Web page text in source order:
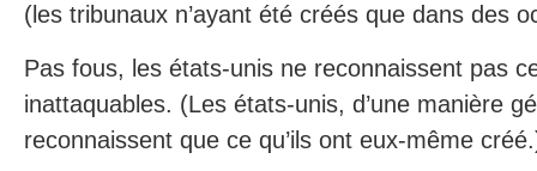
(les tribunaux n’ayant été créés que dans des
Pas fous, les états-unis ne reconnaissent pas
inattaquables. (Les états-unis, d’une manière
reconnaissent que ce qu’ils ont eux-même